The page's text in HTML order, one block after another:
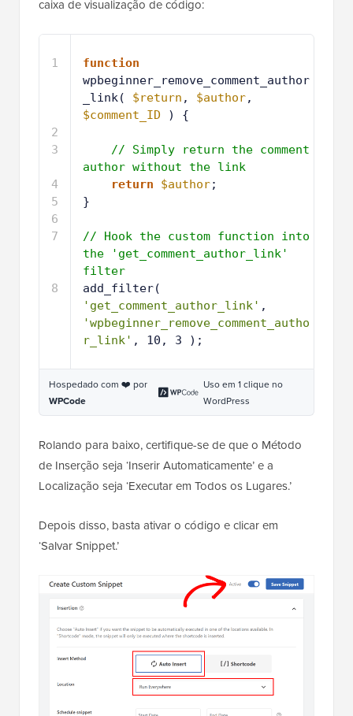
caixa de visualização de código:
1
2
3
4
5
6
7
8
function
wpbeginner_remove_comment_author
_link( $return , $author
$comment_ID
) {
// Simply return the comment
author without the link
return
$author;
}
// Hook the custom function into
the 'get_comment_author_link'
filter
'get_comment_author_link'
'wpbeginner_remove_comment_autho
r_link' , 10, 3 );
Hospedado com ❤️ por
WPCode
Uso em 1 clique no
WordPress
Rolando para baixo, certifique-se de que o Método
de Inserção seja ‘Inserir Automaticamente’ e a
Localização seja ‘Executar em Todos os Lugares.’
Depois disso, basta ativar o código e clicar em
‘Salvar Snippet.’